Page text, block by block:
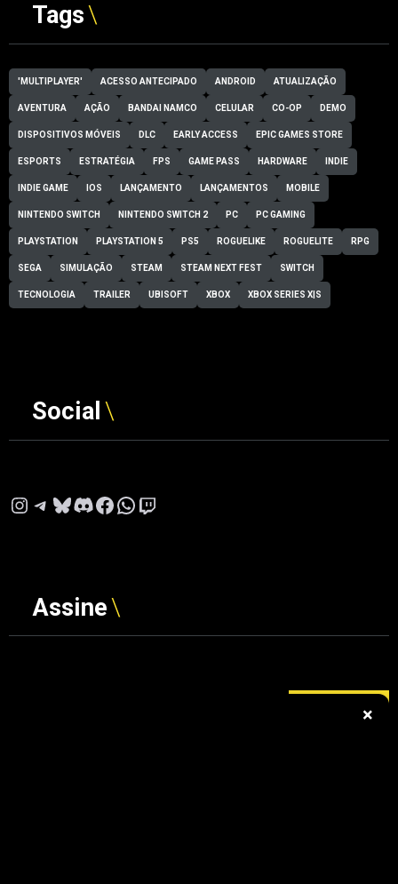
Tags
'MULTIPLAYER' ACESSO ANTECIPADO ANDROID ATUALIZAÇÃO
AVENTURA AÇÃO BANDAI NAMCO CELULAR CO-OP DEMO
DISPOSITIVOS MÓVEIS DLC EARLY ACCESS EPIC GAMES STORE
ESPORTS ESTRATÉGIA FPS GAME PASS HARDWARE INDIE
INDIE GAME IOS LANÇAMENTO LANÇAMENTOS MOBILE
NINTENDO SWITCH NINTENDO SWITCH 2 PC PC GAMING
PLAYSTATION PLAYSTATION 5 PS5 ROGUELIKE ROGUELITE RPG
SEGA SIMULAÇÃO STEAM STEAM NEXT FEST SWITCH
TECNOLOGIA TRAILER UBISOFT XBOX XBOX SERIES X|S
Social
Instagram
Telegram
Bluesky
Discord
Facebook
WhatsApp
Twitch
Assine
ASSINAR×